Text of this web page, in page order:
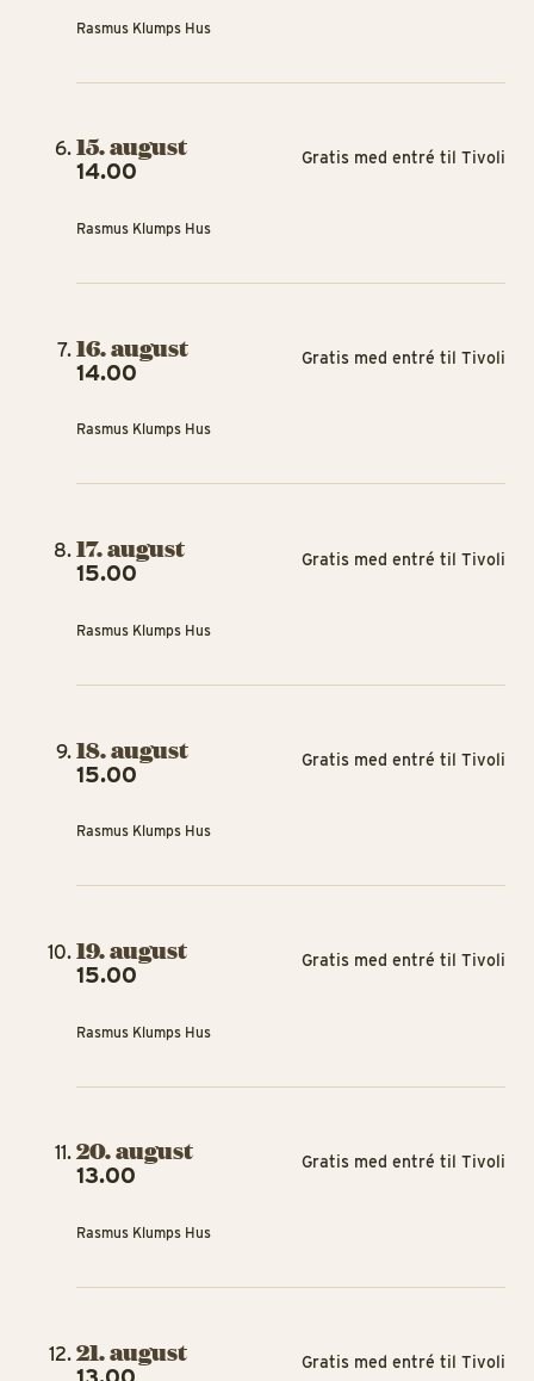
Rasmus Klumps Hus
15. august
14.00
Rasmus Klumps Hus
Gratis med entré til Tivoli
16. august
14.00
Rasmus Klumps Hus
Gratis med entré til Tivoli
17. august
15.00
Rasmus Klumps Hus
Gratis med entré til Tivoli
18. august
15.00
Rasmus Klumps Hus
Gratis med entré til Tivoli
19. august
15.00
Rasmus Klumps Hus
Gratis med entré til Tivoli
20. august
13.00
Rasmus Klumps Hus
Gratis med entré til Tivoli
21. august Gratis med entré til Tivoli